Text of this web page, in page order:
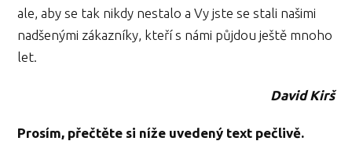
ale, aby se tak nikdy nestalo a Vy jste se stali našimi
nadšenými zákazníky, kteří s námi půjdou ještě mnoho
let.
David Kirš
Prosím, přečtěte si níže uvedený text pečlivě.